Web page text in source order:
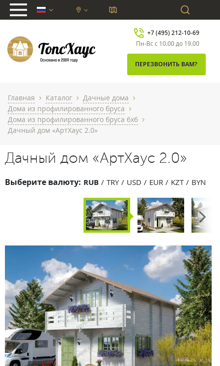
chevron_down
+7 (495) 212-10-69
Пн-Вс с 10.00 до 19.00
ПЕРЕЗВОНИТЬ ВАМ?
Главная chevron_right Каталог chevron_right Дачные дома chevron_right
Дома из профилированного бруса chevron_right
Дома из профилированного бруса 6x6 chevron_right
Дачный дом «АртХаус 2.0»
Дачный дом «АртХаус 2.0»
Выберите валюту: RUB TRY USD EUR KZT BYN
Next